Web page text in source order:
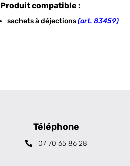
Produit compatible :
sachets à déjections(art. 83459)
Téléphone
07 70 65 86 28